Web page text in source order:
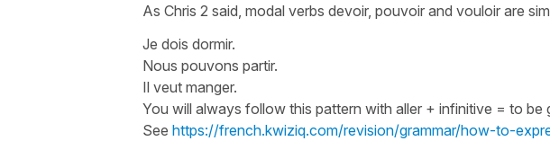
As Chris 2 said, modal verbs devoir, pouvoir and vouloir are
Je dois dormir.
Nous pouvons partir.
Il veut manger.
You will always follow this pattern with aller + infinitive = to be
See https://french.kwiziq.com/revision/grammar/how-to-